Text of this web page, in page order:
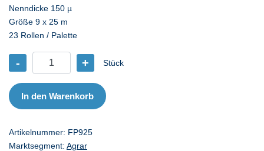
Nenndicke 150 µ
Größe 9 x 25 m
23 Rollen / Palette
Silofolie
DLG
9x25
Menge
- + Stück
In den Warenkorb
Artikelnummer: FP925
Marktsegment: Agrar